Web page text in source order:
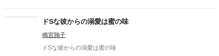
ドSな彼からの溺愛は蜜の味
鳴宮鶉子
ドSな彼からの溺愛は蜜の味